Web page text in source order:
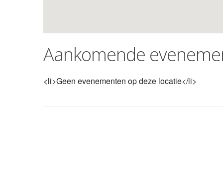
Aankomende
<li>Geen evenementen op deze locatie</li>